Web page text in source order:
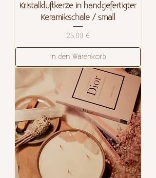
Kristallduftkerze in handgefertigter
Keramikschale / small
Preis
25,00 €
In den Warenkorb